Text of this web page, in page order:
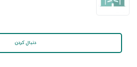
دنبال کردن